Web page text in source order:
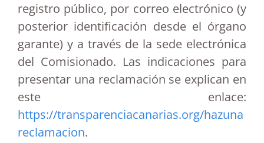
registro público, por correo electrónico (y
posterior identificación desde el órgano
garante) y a través de la sede electrónica
del Comisionado. Las indicaciones para
presentar una reclamación se explican en
este enlace:
https://transparenciacanarias.org/hazuna
reclamacion.